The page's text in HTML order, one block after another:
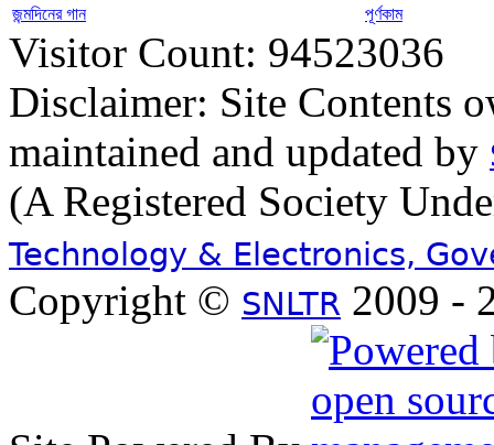
জন্মদিনের গান
পূর্ণকাম
Visitor Count: 94523036
Disclaimer: Site Contents
maintained and updated by
(A Registered Society
Technology & Electronics,
Copyright © SNLTR 2009 -